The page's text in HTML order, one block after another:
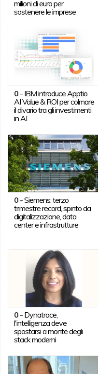
milioni di euro per
sostenere le imprese
0- IBM introduce Apptio
AI Value & ROI per colmare
il divario tra gli investimenti
in AI
0-Siemens: terzo
trimestre record, spinto da
digitalizzazione, data
center e infrastrutture
0- Dynatrace,
l'intelligenza deve
spostarsi a monte degli
stack moderni